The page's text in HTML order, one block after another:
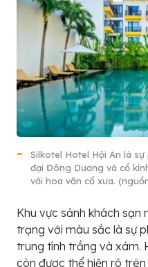
Silkotel Hotel Hội An là
đại Đông Dương và cổ
với hoa văn cổ xưa.
Khu vực sảnh khách
trạng với màu sắc là sự
trung tính trắng và xám.
còn được thể hiện rõ